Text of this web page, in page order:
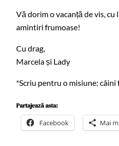
Vă dorim o vacanță de vis,
amintiri frumoase!
Cu drag,
Marcela și Lady
*Scriu pentru o misiune: câini
Partajează asta:
Facebook Mai